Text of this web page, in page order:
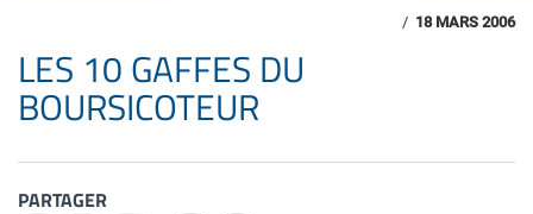
/ 18 MARS 2006
LES 10 GAFFES DU
BOURSICOTEUR
PARTAGER